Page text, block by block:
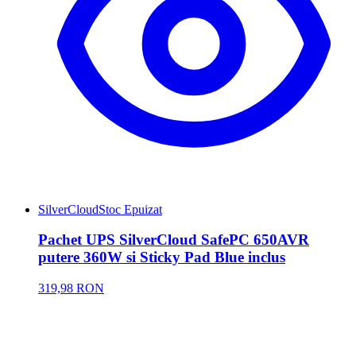
SilverCloudStoc Epuizat
Pachet UPS SilverCloud SafePC 650AVR
putere 360W si Sticky Pad Blue inclus
319,98 RON